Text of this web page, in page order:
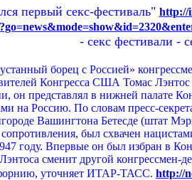
первый секс-фестиваль" http://
- секс фестивали -
борец с Россией»
Конгресса США Томас Лэнтос
он представлял в нижней палате
на Россию. По словам пресс-
Вашингтона Бетесде (штат
был схвачен
году. Впервые он был избран в
сменит другой конгрессмен-
уточняет ИТАР-ТАСС. http://